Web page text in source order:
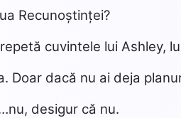
Recunoștinței?
cuvintele lui Ashley,
Doar dacă nu ai deja
desigur că nu.